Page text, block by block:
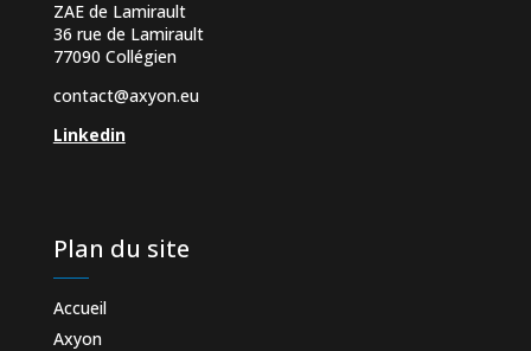
ZAE de Lamirault
36 rue de Lamirault
77090 Collégien
contact@axyon.eu
Linkedin
Plan du site
Accueil
Axyon